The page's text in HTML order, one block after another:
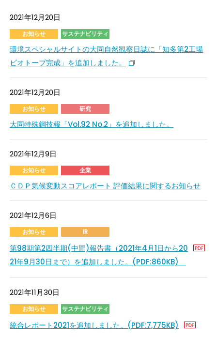
2021年12月20日
お知らせ サステナビリティ
環境スペシャルサイトの大同自然観察日誌に「知多第2工場
ビオトープ完成」を追加しました。
2021年12月20日
お知らせ 研究
大同特殊鋼技報「Vol.92 No.2」を追加しました。
2021年12月9日
お知らせ 企業
ＣＤＰ気候変動スコアレポート 評価結果に関するお知らせ
2021年12月6日
お知らせ IR
第98期第2四半期(中間)報告書（2021年4月1日から20
21年9月30日まで）を追加しました。(PDF:860KB)
2021年11月30日
お知らせ サステナビリティ
統合レポート2021を追加しました。(PDF:7,775KB)